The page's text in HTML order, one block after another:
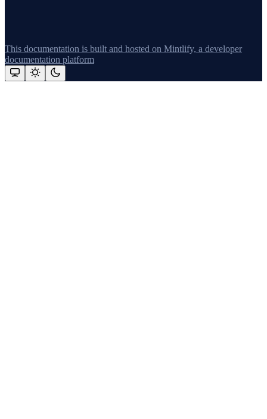
This documentation is built and hosted on Mintlify, a developer
documentation platform